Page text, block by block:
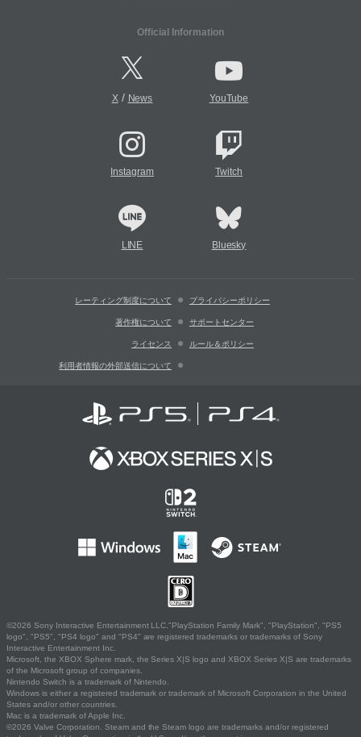
Official Information
X/ News YouTube
Instagram Twitch
LINE Bluesky
レーティング制度について プライバシーポリシー
著作権について サポートセンター
ライセンス ルール＆ポリシー
利用者情報の外部送信について
©2026 Sony Interactive Entertainment LLC."PlayStation Family Mark", "PlayStation", "PS5
logo", "PS5", "PS4 logo" and "PS4" are registered trademarks or trademarks of Sony
Interactive Entertainment Inc.
Microsoft, the XBOX Sphere mark, the Series X|S logo and XBOX Series X|S are trademarks
of the Microsoft group of companies.
Nintendo Switch is a trademark of Nintendo.
Windows is either a registered trademark or trademark of Microsoft Corporation in the United
States and/or other countries.
Mac is a trademark of Apple Inc.
©2026 Valve Corporation. Steam and the Steam logo are trademarks and/or registered